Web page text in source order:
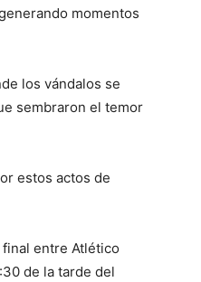
momentos
los vándalos se
sembraron el temor
estos actos de
entre Atlético
de la tarde del